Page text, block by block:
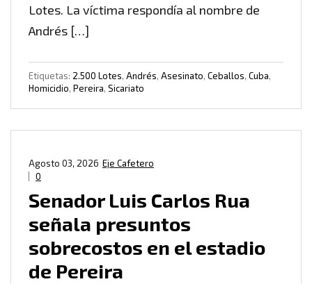
Lotes. La víctima respondía al nombre de
Andrés […]
Etiquetas: 2.500 Lotes, Andrés, Asesinato, Ceballos, Cuba,
Homicidio, Pereira, Sicariato
Eje Cafetero
Agosto 03, 2026
0
Senador Luis Carlos Rua
señala presuntos
sobrecostos en el estadio
de Pereira